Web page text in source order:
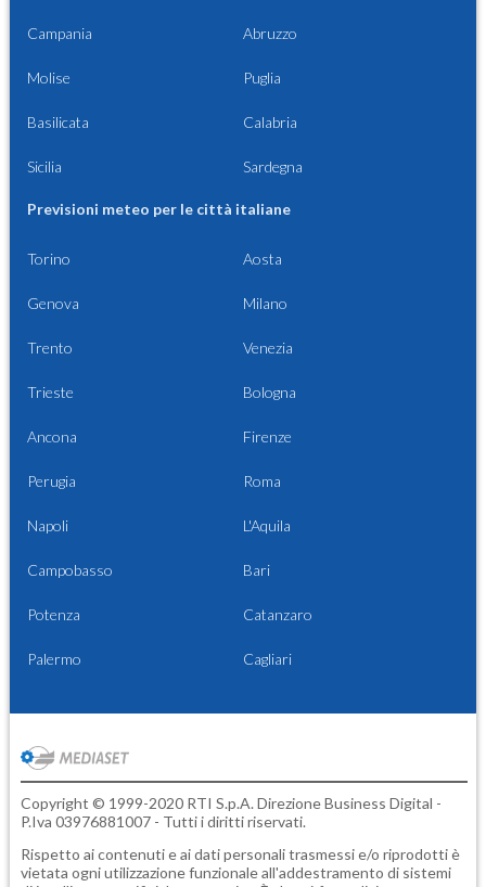
Campania Abruzzo
Molise Puglia
Basilicata Calabria
Sicilia Sardegna
Previsioni meteo per le città italiane
Torino Aosta
Genova Milano
Trento Venezia
Trieste Bologna
Ancona Firenze
Perugia Roma
Napoli L'Aquila
Campobasso Bari
Potenza Catanzaro
Palermo Cagliari
Copyright © 1999-2020 RTI S.p.A. Direzione Business Digital -
P.Iva 03976881007 - Tutti i diritti riservati.
Rispetto ai contenuti e ai dati personali trasmessi e/o riprodotti è
vietata ogni utilizzazione funzionale all'addestramento di sistemi